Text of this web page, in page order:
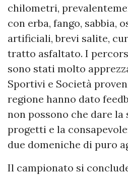
chilometri,
con erba, fango, sabbia,
artificiali, brevi salite,
tratto asfaltato. I
sono stati molto
Sportivi e Società
regione hanno dato
non possono che dare
progetti e la
due domeniche di puro
Il campionato si